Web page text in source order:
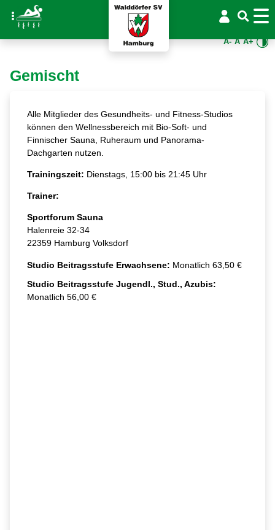
A- A A+
Gemischt
Alle Mitglieder des Gesundheits- und Fitness-Studios
können den Wellnessbereich mit Bio-Soft- und
Finnischer Sauna, Ruheraum und Panorama-
Dachgarten nutzen.
Trainingszeit: Dienstags, 15:00 bis 21:45 Uhr
Trainer:
Sportforum Sauna
Halenreie 32-34
22359 Hamburg Volksdorf
Studio Beitragsstufe Erwachsene: Monatlich 63,50 €
Studio Beitragsstufe Jugendl., Stud., Azubis:
Monatlich 56,00 €